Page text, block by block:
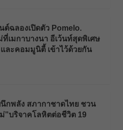
ต์ฉลองเปิดตัว Pomelo.
เมกาบางนา อีเว้นท์สุดพิเศษ
ะคอมมูนิตี้ เข้าไว้ด้วยกัน
นึกพลัง สภากาชาดไทย ชวน
บริจาคโลหิตต่อชีวิต 19